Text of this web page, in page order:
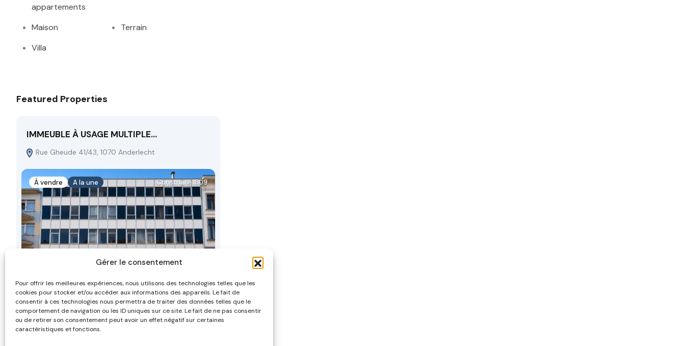
Gérer le consentement
Pour offrir les meilleures expériences, nous utilisons des technologies telles que les
cookies pour stocker et/ou accéder aux informations des appareils. Le fait de
consentir à ces technologies nous permettra de traiter des données telles que le
comportement de navigation ou les ID uniques sur ce site. Le fait de ne pas consentir
ou de retirer son consentement peut avoir un effet négatif sur certaines
caractéristiques et fonctions.
appartements
Maison
Terrain
Villa
Featured Properties
IMMEUBLE À USAGE MULTIPLE…
Rue Gheude 41/43, 1070 Anderlecht
À vendre A la une Construire 1809
2.575.000 €